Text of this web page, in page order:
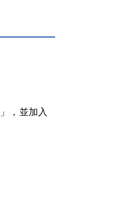
，並加入